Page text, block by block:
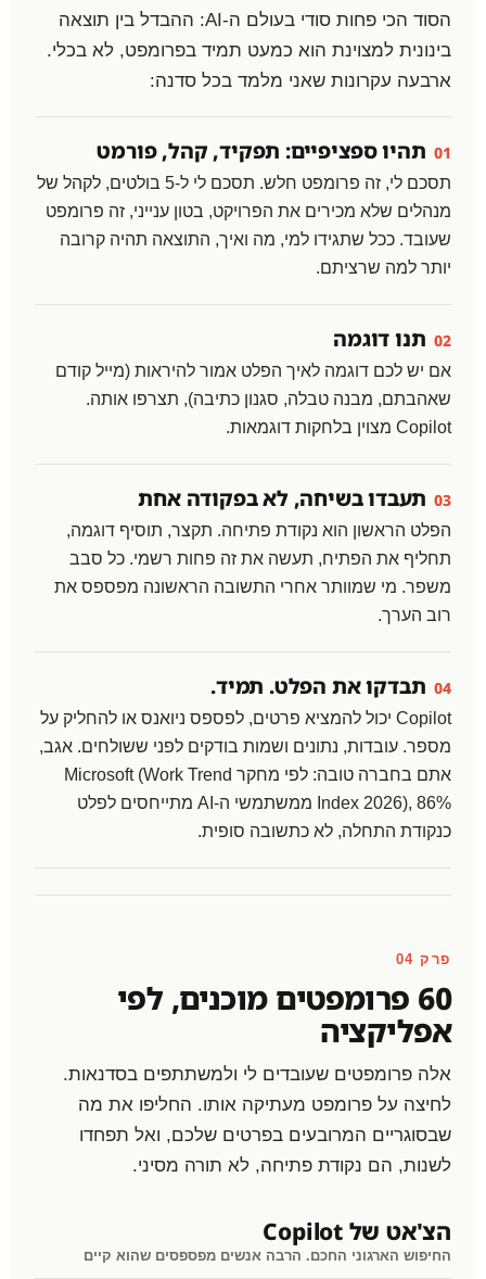
הסוד הכי פחות סודי בעולם ה-AI: ההבדל בין תוצאה
בינונית למצוינת הוא כמעט תמיד בפרומפט, לא בכלי.
ארבעה עקרונות שאני מלמד בכל סדנה:
01 תהיו ספציפיים: תפקיד, קהל, פורמט
תסכם לי, זה פרומפט חלש. תסכם לי ל-5 בולטים, לקהל של
מנהלים שלא מכירים את הפרויקט, בטון ענייני, זה פרומפט
שעובד. ככל שתגידו למי, מה ואיך, התוצאה תהיה קרובה
יותר למה שרציתם.
02 תנו דוגמה
אם יש לכם דוגמה לאיך הפלט אמור להיראות (מייל קודם
שאהבתם, מבנה טבלה, סגנון כתיבה), תצרפו אותה.
Copilot מצוין בלחקות דוגמאות.
03 תעבדו בשיחה, לא בפקודה אחת
הפלט הראשון הוא נקודת פתיחה. תקצר, תוסיף דוגמה,
תחליף את הפתיח, תעשה את זה פחות רשמי. כל סבב
משפר. מי שמוותר אחרי התשובה הראשונה מפספס את
רוב הערך.
04 תבדקו את הפלט. תמיד.
Copilot יכול להמציא פרטים, לפספס ניואנס או להחליק על
מספר. עובדות, נתונים ושמות בודקים לפני ששולחים. אגב,
אתם בחברה טובה: לפי מחקר Microsoft (Work Trend
Index 2026), 86% ממשתמשי ה-AI מתייחסים לפלט
כנקודת התחלה, לא כתשובה סופית.
פרק 04
60 פרומפטים מוכנים, לפי
אפליקציה
אלה פרומפטים שעובדים לי ולמשתתפים בסדנאות.
לחיצה על פרומפט מעתיקה אותו. החליפו את מה
שבסוגריים המרובעים בפרטים שלכם, ואל תפחדו
לשנות, הם נקודת פתיחה, לא תורה מסיני.
הצ'אט של Copilot
החיפוש הארגוני החכם. הרבה אנשים מפספסים שהוא קיים